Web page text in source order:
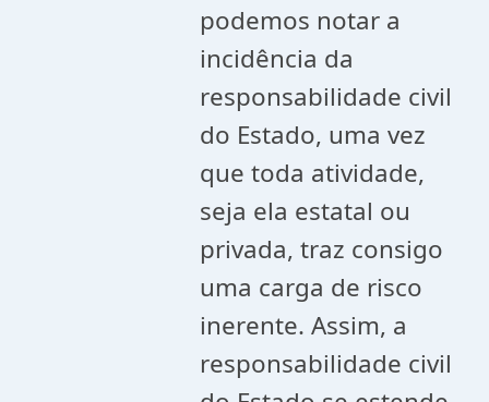
podemos notar a
incidência da
responsabilidade civil
do Estado, uma vez
que toda atividade,
seja ela estatal ou
privada, traz consigo
uma carga de risco
inerente. Assim, a
responsabilidade civil